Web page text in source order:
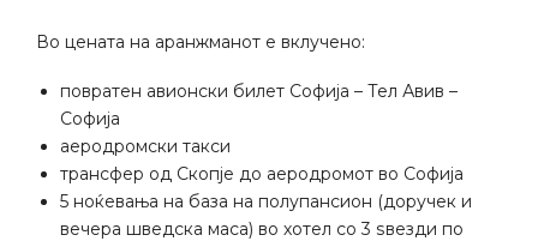
Во цената на аранжманот е вклучено:
повратен авионски билет Софија – Тел Авив –
Софија
аеродромски такси
трансфер од Скопје до аеродромот во Софија
5 ноќевања на база на полупансион (доручек и
вечера шведска маса) во хотел со 3 ѕвезди по